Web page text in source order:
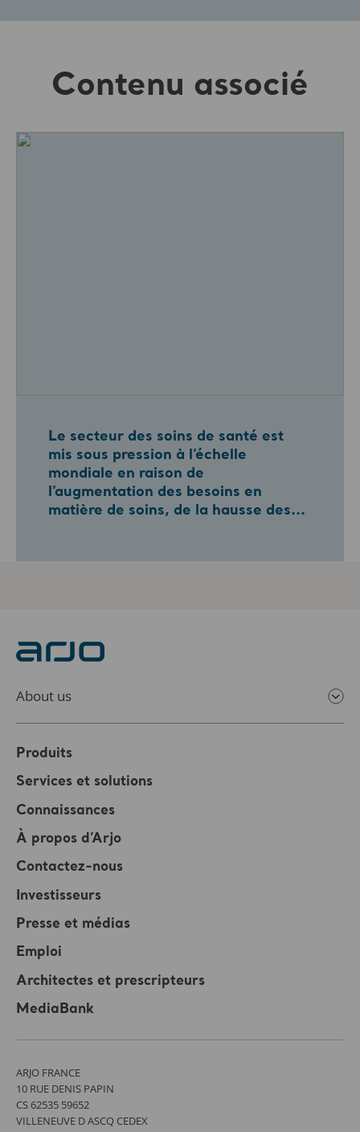
Contenu associé
Le secteur des soins de santé est
mis sous pression à l’échelle
mondiale en raison de
l’augmentation des besoins en
matière de soins, de la hausse des...
About us
Produits
Services et solutions
Connaissances
À propos d’Arjo
Contactez-nous
Investisseurs
Presse et médias
Emploi
Architectes et prescripteurs
MediaBank
ARJO FRANCE
10 RUE DENIS PAPIN
CS 62535 59652
VILLENEUVE D ASCQ CEDEX